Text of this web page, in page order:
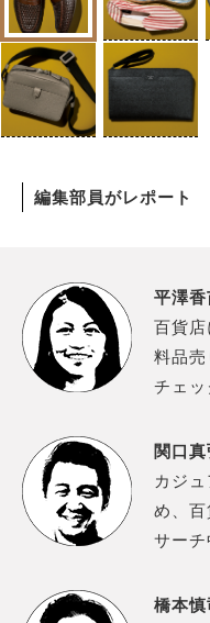
編集部員がレポート
平澤香
百貨
料品
チェッ
関口
カジ
め、百
サーチ
橋本慎